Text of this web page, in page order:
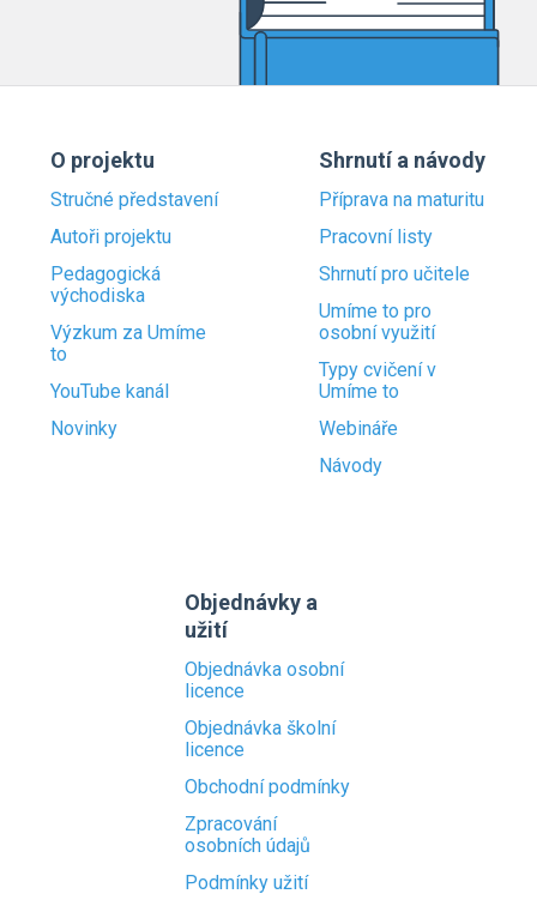
O projektu
Stručné představení
Autoři projektu
Pedagogická
východiska
Výzkum za Umíme
to
YouTube kanál
Novinky
Shrnutí a návody
Příprava na maturitu
Pracovní listy
Shrnutí pro učitele
Umíme to pro
osobní využití
Typy cvičení v
Umíme to
Webináře
Návody
Objednávky a
užití
Objednávka osobní
licence
Objednávka školní
licence
Obchodní podmínky
Zpracování
osobních údajů
Podmínky užití